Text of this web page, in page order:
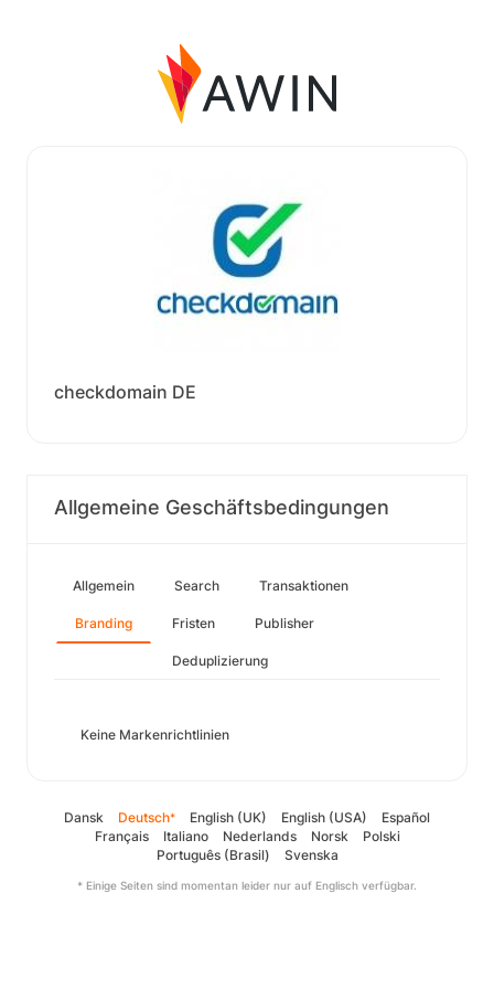
checkdomain DE
Allgemeine Geschäftsbedingungen
Allgemein Search Transaktionen
Branding Fristen Publisher
Deduplizierung
Keine Markenrichtlinien
Dansk Deutsch* English (UK) English (USA)
Español
Français
Italiano Nederlands Norsk
Polski
Português (Brasil)
Svenska
* Einige Seiten sind momentan leider nur auf Englisch verfügbar.